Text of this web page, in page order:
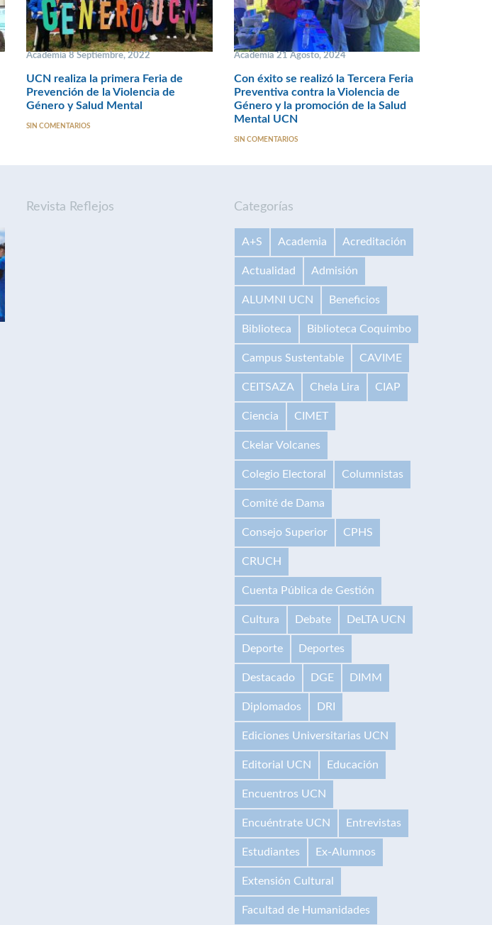
Academia 8 Septiembre, 2022
UCN realiza la primera Feria de
Prevención de la Violencia de
Género y Salud Mental
SIN COMENTARIOS
Academia 21 Agosto, 2024
Con éxito se realizó la Tercera Feria
Preventiva contra la Violencia de
Género y la promoción de la Salud
Mental UCN
SIN COMENTARIOS
Revista Reflejos Categorías
A+S Academia Acreditación
Actualidad Admisión
ALUMNI UCN Beneficios
Biblioteca Biblioteca Coquimbo
Campus Sustentable CAVIME
CEITSAZA Chela Lira CIAP
Ciencia CIMET
Ckelar Volcanes
Colegio Electoral Columnistas
Comité de Dama
Consejo Superior CPHS
CRUCH
Cuenta Pública de Gestión
Cultura Debate DeLTA UCN
Deporte Deportes
Destacado DGE DIMM
Diplomados DRI
Ediciones Universitarias UCN
Editorial UCN Educación
Encuentros UCN
Encuéntrate UCN Entrevistas
Estudiantes Ex-Alumnos
Extensión Cultural
Facultad de Humanidades